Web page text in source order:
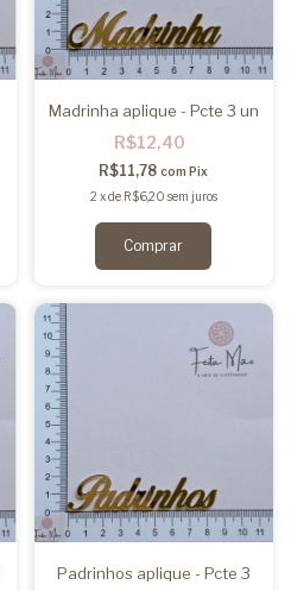
Madrinha aplique - Pcte 3 un
R$12,40
R$11,78com Pix
2 xde R$6,20 sem juros
Padrinhos aplique - Pcte 3